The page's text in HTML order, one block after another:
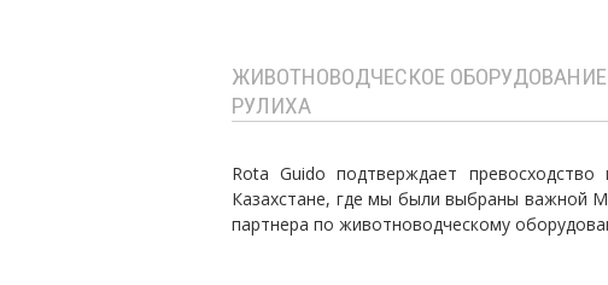
ЖИВОТНОВОДЧЕСКОЕ ОБОРУДОВАНИЕ
РУЛИХА
Rota Guido подтверждает
Казахстане, где мы были выбраны важной
партнера по животноводческому